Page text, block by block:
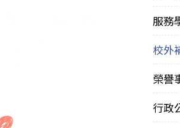
服務
校外
榮譽
行政